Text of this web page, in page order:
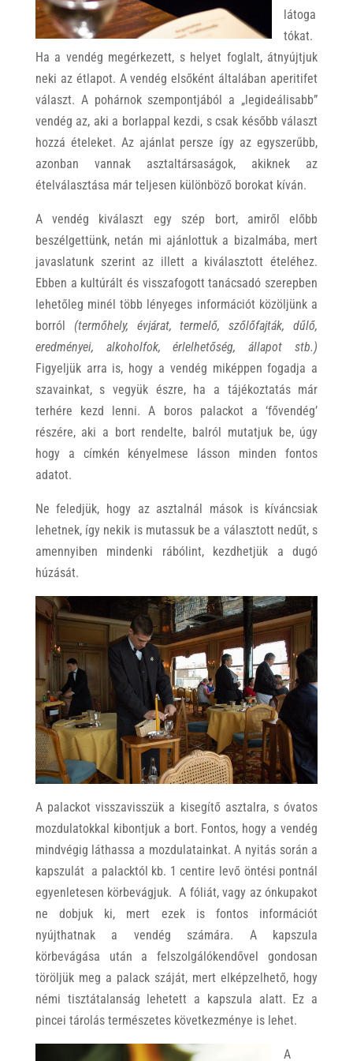
látoga
tókat.
Ha a vendég megérkezett, s helyet foglalt, átnyújtjuk
neki az étlapot. A vendég elsőként általában aperitifet
választ. A pohárnok szempontjából a „legideálisabb”
vendég az, aki a borlappal kezdi, s csak később választ
hozzá ételeket. Az ajánlat persze így az egyszerűbb,
azonban vannak asztaltársaságok, akiknek az
ételválasztása már teljesen különböző borokat kíván.
A vendég kiválaszt egy szép bort, amiről előbb
beszélgettünk, netán mi ajánlottuk a bizalmába, mert
javaslatunk szerint az illett a kiválasztott ételéhez.
Ebben a kultúrált és visszafogott tanácsadó szerepben
lehetőleg minél több lényeges információt közöljünk a
borról (termőhely, évjárat, termelő, szőlőfajták, dűlő,
eredményei, alkoholfok, érlelhetőség, állapot stb.)
Figyeljük arra is, hogy a vendég miképpen fogadja a
szavainkat, s vegyük észre, ha a tájékoztatás már
terhére kezd lenni. A boros palackot a ‘fővendég’
részére, aki a bort rendelte, balról mutatjuk be, úgy
hogy a címkén kényelmese lásson minden fontos
adatot.
Ne feledjük, hogy az asztalnál mások is kíváncsiak
lehetnek, így nekik is mutassuk be a választott nedűt, s
amennyiben mindenki rábólint, kezdhetjük a dugó
húzását.
A palackot visszavisszük a kisegítő asztalra, s óvatos
mozdulatokkal kibontjuk a bort. Fontos, hogy a vendég
mindvégig láthassa a mozdulatainkat. A nyitás során a
kapszulát a palacktól kb. 1 centire levő öntési pontnál
egyenletesen körbevágjuk. A fóliát, vagy az ónkupakot
ne dobjuk ki, mert ezek is fontos információt
nyújthatnak a vendég számára. A kapszula
körbevágása után a felszolgálókendővel gondosan
töröljük meg a palack száját, mert elképzelhető, hogy
némi tisztátalanság lehetett a kapszula alatt. Ez a
pincei tárolás természetes következménye is lehet.
A